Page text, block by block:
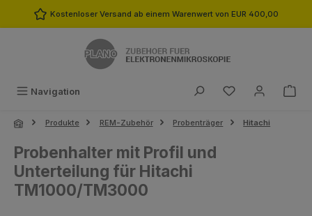
Zum Hauptinhalt springen
Kostenloser Versand ab einem Warenwert von EUR 400,00
Navigation Du hast 0
Produkte REM-Zubehör Probenträger Hitachi
Probenhalter mit Profil und
Unterteilung für Hitachi
TM1000/TM3000